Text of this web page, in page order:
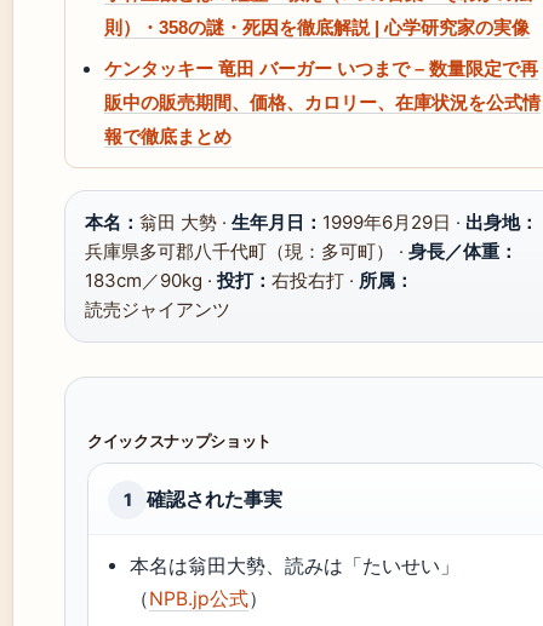
則）・358の謎・死因を徹底解説 | 心学研究家の実像
ケンタッキー 竜田 バーガー いつまで – 数量限定で再
販中の販売期間、価格、カロリー、在庫状況を公式情
報で徹底まとめ
本名： 翁田 大勢 · 生年月日： 1999年6月29日 · 出身地：
兵庫県多可郡八千代町（現：多可町） · 身長／体重：
183cm／90kg · 投打： 右投右打 · 所属：
読売ジャイアンツ
クイックスナップショット
1 確認された事実
本名は翁田大勢、読みは「たいせい」
（NPB.jp公式）